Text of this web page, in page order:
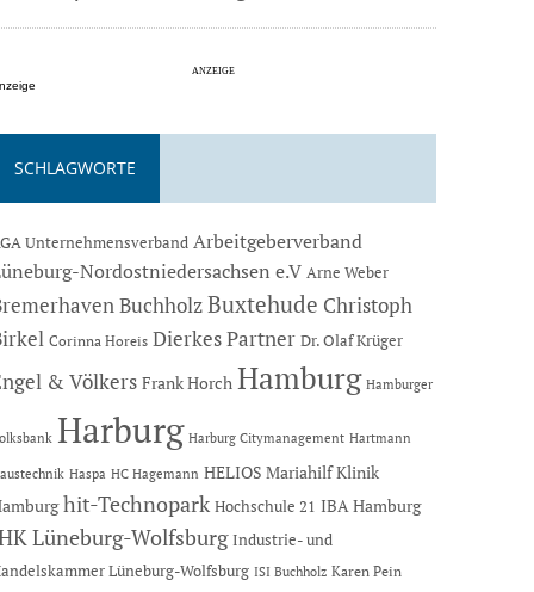
SCHLAGWORTE
Unternehmensverband Arbeitgeberverband
Nordostniedersachsen e.V Arne Weber
BuchholzBuxtehude Christoph
Corinna Horeis Dierkes Partner Dr. Olaf Krüger
& Völkers Frank Horch Hamburg Hamburger
Harburg Harburg Citymanagement Hartmann
Haspa HC Hagemann HELIOS Mariahilf Klinik
hit-Technopark Hochschule 21 IBA Hamburg
Lüneburg-Wolfsburg Industrie- und
Lüneburg-Wolfsburg ISI Buchholz Karen Pein